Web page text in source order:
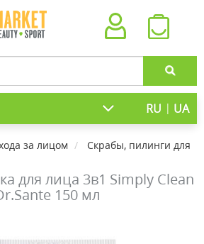
RU | UA
за лицом
Скрабы, пилинги для
для лица 3в1 Simply Clean
150 мл